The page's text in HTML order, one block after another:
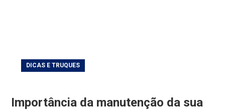
DICAS E TRUQUES
Importância da manutenção da sua